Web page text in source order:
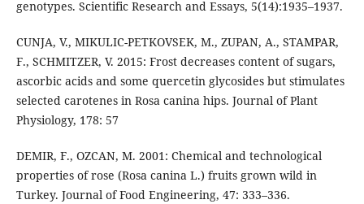
genotypes. Scientific Research and Essays, 5(14):1935–1937.
CUNJA, V., MIKULIC-PETKOVSEK, M., ZUPAN, A., STAMPAR,
F., SCHMITZER, V. 2015: Frost decreases content of sugars,
ascorbic acids and some quercetin glycosides but stimulates
selected carotenes in Rosa canina hips. Journal of Plant
Physiology, 178: 57
DEMIR, F., OZCAN, M. 2001: Chemical and technological
properties of rose (Rosa canina L.) fruits grown wild in
Turkey. Journal of Food Engineering, 47: 333–336.